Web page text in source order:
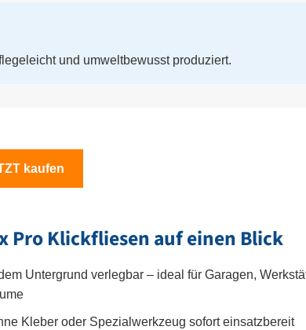
und umweltbewusst produziert.
kaufen
Pro Klickfliesen auf einen Blick
Untergrund verlegbar – ideal für Garagen,
Kleber oder Spezialwerkzeug sofort einsatzbereit